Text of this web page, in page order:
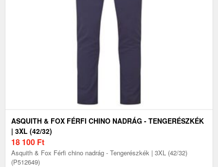
ASQUITH & FOX FÉRFI CHINO NADRÁG - TENGERÉSZKÉK
| 3XL (42/32)
18 100 Ft
Asquith & Fox Férfi chino nadrág - Tengerészkék | 3XL (42/32)
(P512649)